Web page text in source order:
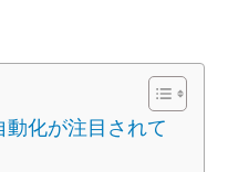
動化が注目されて